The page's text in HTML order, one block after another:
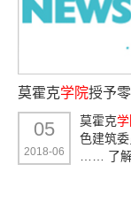
莫霍克学院授予
05
2018-06
莫霍克
色建筑
了